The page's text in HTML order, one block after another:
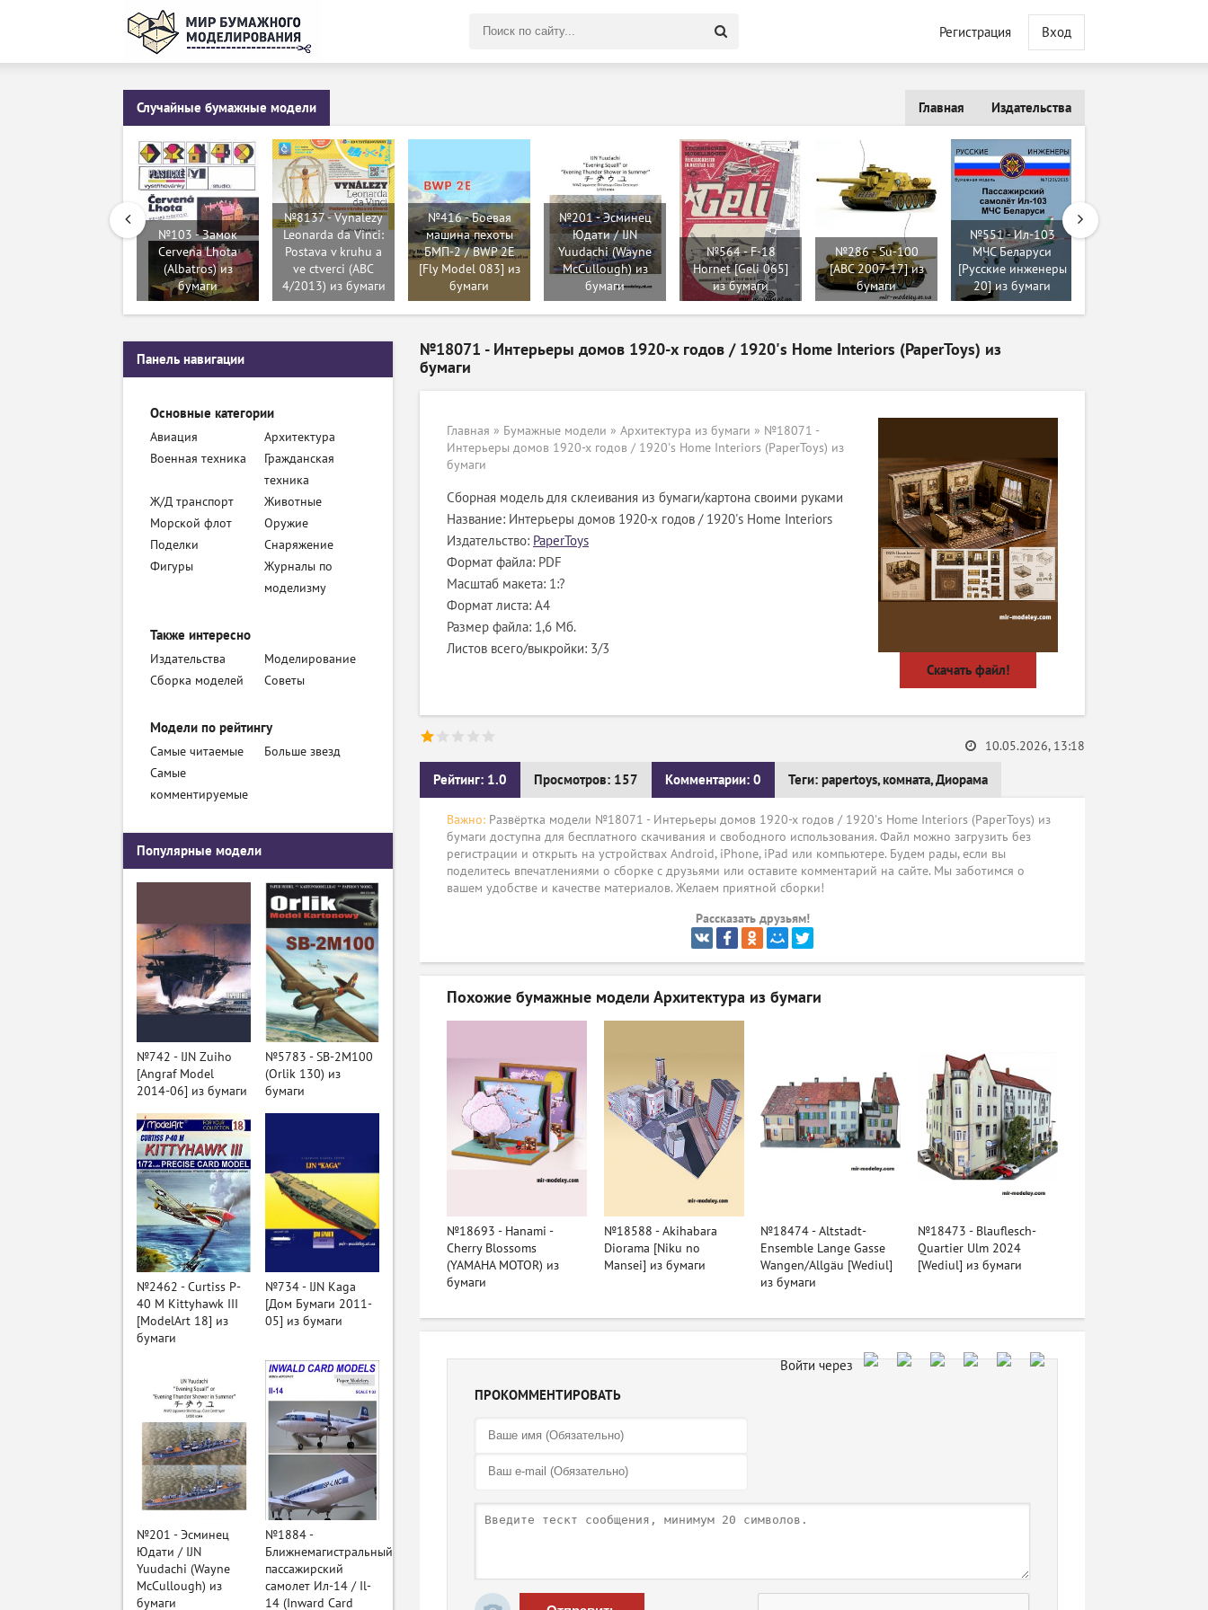
Регистрация Вход
Случайные бумажные модели Издательства
Главная
№103 - Замок
Cervena Lhota
(Albatros) из
бумаги
№8137 - Vynalezy
Leonarda da Vinci:
Postava v kruhu a
ve ctverci (ABC
4/2013) из бумаги
№416 - Боевая
машина пехоты
БМП-2 / BWP 2E
[Fly Model 083] из
бумаги
№201 - Эсминец
Юдати / IJN
Yuudachi (Wayne
McCullough) из
бумаги
№564 - F-18
Hornet [Geli 065]
из бумаги
№286 - Su-100
[ABC 2007-17] из
бумаги
№551 - Ил-103
МЧС Беларуси
[Русские инженеры
20] из бумаги
№18071 - Интерьеры домов 1920-х годов / 1920's Home Interiors (PaperToys) из
бумаги
Главная » Бумажные модели » Архитектура из бумаги » №18071 -
Интерьеры домов 1920-х годов / 1920's Home Interiors (PaperToys) из
бумаги
Сборная модель для склеивания из бумаги/картона своими руками
Название: Интерьеры домов 1920-х годов / 1920's Home Interiors
Издательство: PaperToys
Формат файла: PDF
Масштаб макета: 1:?
Формат листа: А4
Размер файла: 1,6 Мб.
Листов всего/выкройки: 3/3
Скачать файл!
Рейтинг: 1.0 Просмотров: 157 Комментарии: 0 Теги: papertoys,комната,Диорама
10.05.2026, 13:18
Важно: Развёртка модели №18071 - Интерьеры домов 1920-х годов / 1920's Home Interiors (PaperToys) из
бумаги доступна для бесплатного скачивания и свободного использования. Файл можно загрузить без
регистрации и открыть на устройствах Android, iPhone, iPad или компьютере. Будем рады, если вы
поделитесь впечатлениями о сборке с друзьями или оставите комментарий на сайте. Мы заботимся о
вашем удобстве и качестве материалов. Желаем приятной сборки!
Рассказать друзьям!
Похожие бумажные модели Архитектура из бумаги
№18693 - Hanami -
Cherry Blossoms
(YAMAHA MOTOR) из
бумаги
№18588 - Akihabara
Diorama [Niku no
Mansei] из бумаги
№18474 - Altstadt-
Ensemble Lange Gasse
Wangen/Allgäu [Wediul]
из бумаги
№18473 - Blauflesch-
Quartier Ulm 2024
[Wediul] из бумаги
ПРОКОММЕНТИРОВАТЬ
Панель навигации
Основные категории
Авиация
Архитектура
Военная техника
Гражданская
техника
Ж/Д транспорт
Животные
Морской флот
Оружие
Поделки
Снаряжение
Фигуры
Журналы по
моделизму
Также интересно
Издательства
Моделирование
Сборка моделей
Советы
Модели по рейтингу
Самые читаемые
Больше звезд
Самые
комментируемые
Популярные модели
№742 - IJN Zuiho
[Angraf Model
2014-06] из бумаги
№5783 - SB-2M100
(Orlik 130) из
бумаги
№2462 - Curtiss P-
40 M Kittyhawk III
[ModelArt 18] из
бумаги
№734 - IJN Kaga
[Дом Бумаги 2011-
05] из бумаги
№201 - Эсминец
Юдати / IJN
Yuudachi (Wayne
McCullough) из
бумаги
№1884 -
Ближнемагистральный
пассажирский
самолет Ил-14 / Il-
14 (Inward Card